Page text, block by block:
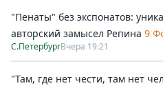
"Пенаты" без экспонатов:
авторский замысел Репина 9
С.ПетербургВчера 19:21
"Там, где нет чести, там нет